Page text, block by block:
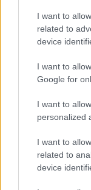
I want to
related to
device
I want to
Google for
I want to
personalized
I want to
related to
device